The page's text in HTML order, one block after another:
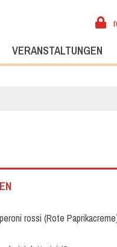
VERANSTALTUNGEN
rossi (Rote